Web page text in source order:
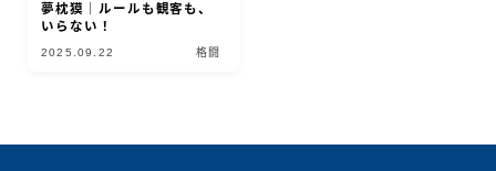
夢枕獏｜ルールも観客も、
いらない！
2025.09.22 格闘